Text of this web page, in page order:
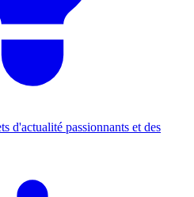
d'actualité passionnants et des